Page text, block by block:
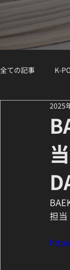
全ての記事 K-
K-POPダンス
講師紹介 /
2025
担当